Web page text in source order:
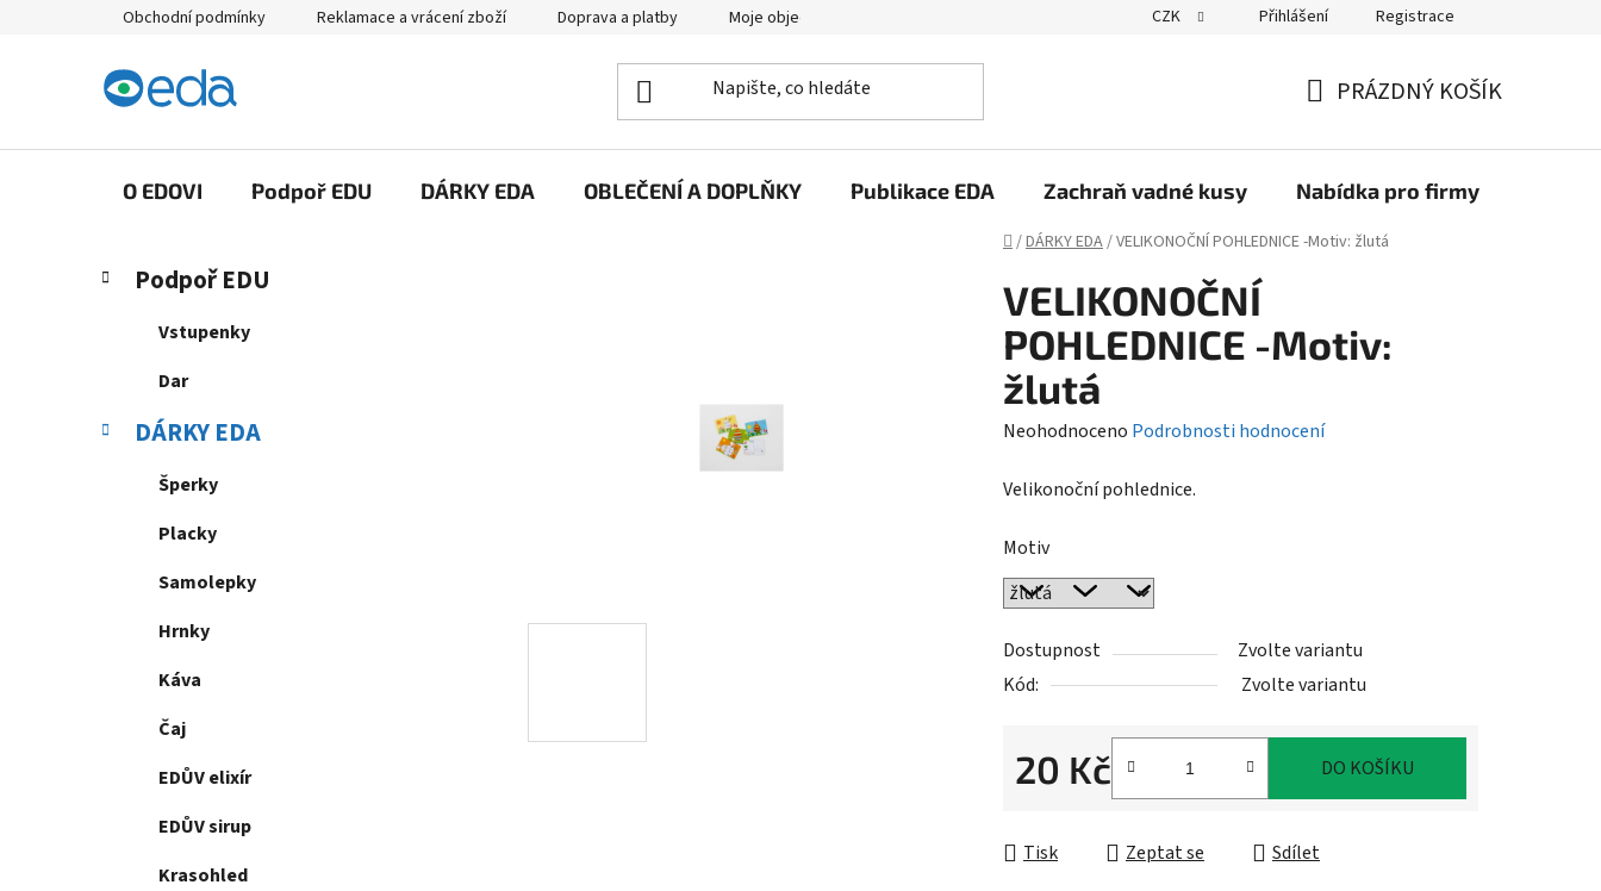
Obchodní podmínky Reklamace a vrácení zboží Doprava a platby Moje objednávka CZK Přihlášení Registrace
KOŠÍK
PRÁZDNÝ KOŠÍK
O EDOVI Podpoř EDU DÁRKY EDA OBLEČENÍ A DOPLŇKY Publikace EDA Zachraň vadné kusy Nabídka pro firmy
Domů
/DÁRKY EDA/VELIKONOČNÍ POHLEDNICE -Motiv: žlutá
P
a
Přeskočit
kategorie
K
a
r
Podpoř EDU
Vstupenky
Dar
DÁRKY EDA
Šperky
Placky
Samolepky
Hrnky
Káva
Čaj
EDŮV elixír
EDŮV sirup
Krasohled
VELIKONOČNÍ
POHLEDNICE -Motiv:
žlutá
Průměrné
produktu
0,0
z
hvězdiček.
Neohodnoceno Podrobnosti hodnocení
Velikonoční pohlednice.
Motiv
Dostupnost
Zvolte variantu
Kód:
Zvolte variantu
20 Kč DO KOŠÍKU
Tisk Zeptat se Sdílet